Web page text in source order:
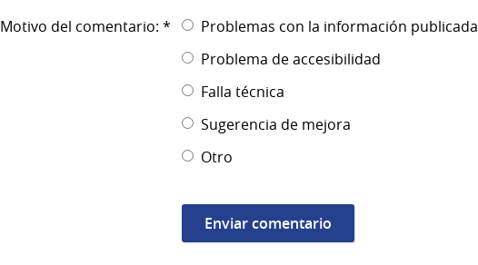
Motivo del comentario: *
Problemas con la información publicada
Problema de accesibilidad
Falla técnica
Sugerencia de mejora
Otro